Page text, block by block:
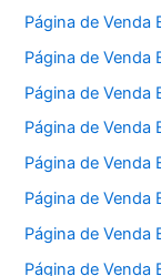
Página de Venda
Página de Venda
Página de Venda
Página de Venda
Página de Venda
Página de Venda
Página de Venda
Página de Venda